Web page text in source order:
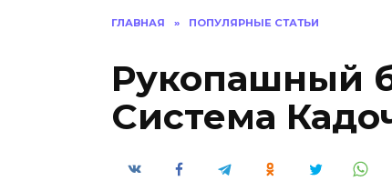
ГЛАВНАЯ » ПОПУЛЯРНЫЕ СТАТЬИ
Рукопашный
Система